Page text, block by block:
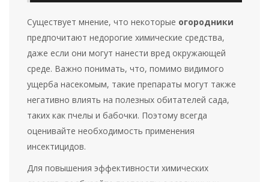
Существует мнение, что некоторые огородники
предпочитают недорогие химические средства,
даже если они могут нанести вред окружающей
среде. Важно понимать, что, помимо видимого
ущерба насекомым, такие препараты могут также
негативно влиять на полезных обитателей сада,
таких как пчелы и бабочки. Поэтому всегда
оценивайте необходимость применения
инсектицидов.
Для повышения эффективности химических